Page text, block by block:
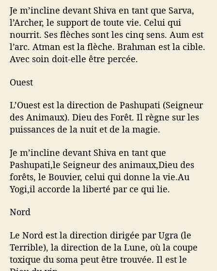
Je m’incline devant Shiva en tant que Sarva,
l’Archer, le support de toute vie. Celui qui
nourrit. Ses flèches sont les cinq sens. Aum est
l’arc. Atman est la flèche. Brahman est la cible.
Avec soin doit-elle être percée.
Ouest
L’Ouest est la direction de Pashupati (Seigneur
des Animaux). Dieu des Forêt. Il règne sur les
puissances de la nuit et de la magie.
Je m’incline devant Shiva en tant que
Pashupati,le Seigneur des animaux,Dieu des
forêts, le Bouvier, celui qui donne la vie.Au
Yogi,il accorde la liberté par ce qui lie.
Nord
Le Nord est la direction dirigée par Ugra (le
Terrible), la direction de la Lune, où la coupe
toxique du soma peut être trouvée. Il est le